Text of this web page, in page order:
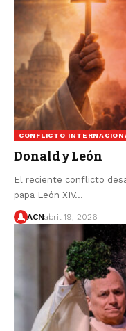
CONFLICTO
Donald y León
El reciente conflicto
papa León XIV…
ACNabril 19, 2026